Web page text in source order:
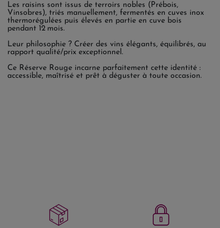
Les raisins sont issus de terroirs nobles (Prébois,
Vinsobres), triés manuellement, fermentés en cuves inox
thermorégulées puis élevés en partie en cuve bois
pendant 12 mois.
Leur philosophie ? Créer des vins élégants, équilibrés, au
rapport qualité/prix exceptionnel.
Ce Réserve Rouge incarne parfaitement cette identité :
accessible, maîtrisé et prêt à déguster à toute occasion.